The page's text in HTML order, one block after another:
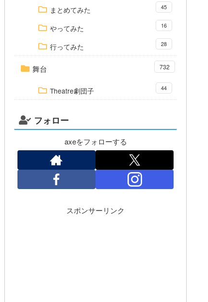
まとめてみた 45
やってみた 16
行ってみた 28
舞台 732
Theatre劇団子 44
フォロー
axeをフォローする
スポンサーリンク